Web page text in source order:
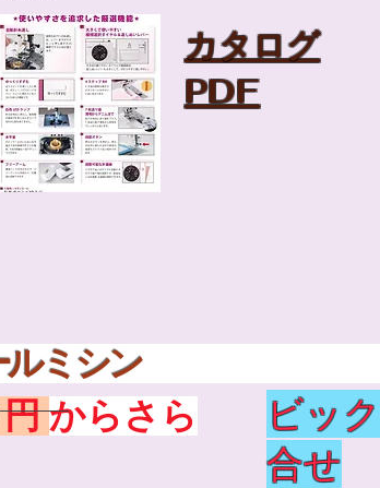
​カタログ
PDF
310 スクー
円からさら
ビッ
合せ